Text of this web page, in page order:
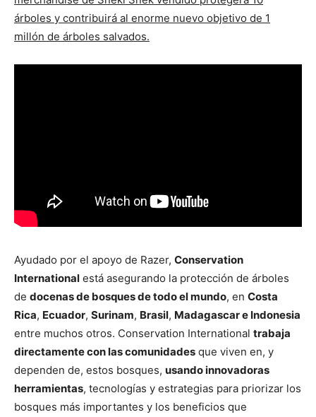
árboles y contribuirá al enorme nuevo objetivo de 1
millón de árboles salvados.
Ayudado por el apoyo de Razer, Conservation
International está asegurando la protección de árboles
de docenas de bosques de todo el mundo, en Costa
Rica, Ecuador, Surinam, Brasil, Madagascar e Indonesia
entre muchos otros. Conservation International trabaja
directamente con las comunidades que viven en, y
dependen de, estos bosques, usando innovadoras
herramientas, tecnologías y estrategias para priorizar los
bosques más importantes y los beneficios que